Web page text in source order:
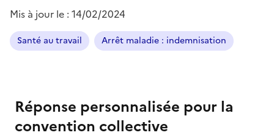
Mis à jour le : 14/02/2024
Santé au travail Arrêt maladie : indemnisation
Réponse personnalisée pour la
convention collective